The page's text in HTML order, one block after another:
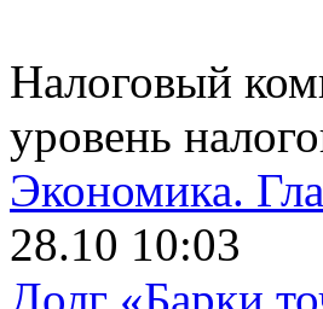
Налоговый
уровень
Экономика.
28.10 10:03